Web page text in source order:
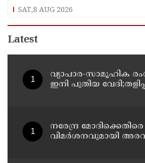
SAT,8 AUG 2026
Latest
വ്യാപാര-സാമൂഹിക
ഇനി പുതിയ
നരേന്ദ്ര
വിമർശനവുമായി